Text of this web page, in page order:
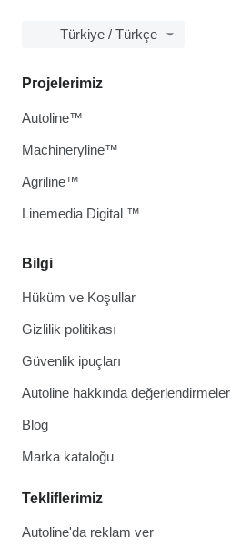
Türkiye / Türkçe
Bilgi
Hüküm ve Koşullar
Gizlilik politikası
Güvenlik ipuçları
Autoline hakkında değerlendirmeler
Blog
Marka kataloğu
Tekliflerimiz
Autoline'da reklam ver
Projelerimiz
Autoline™
Machineryline™
Agriline™
Linemedia Digital ™